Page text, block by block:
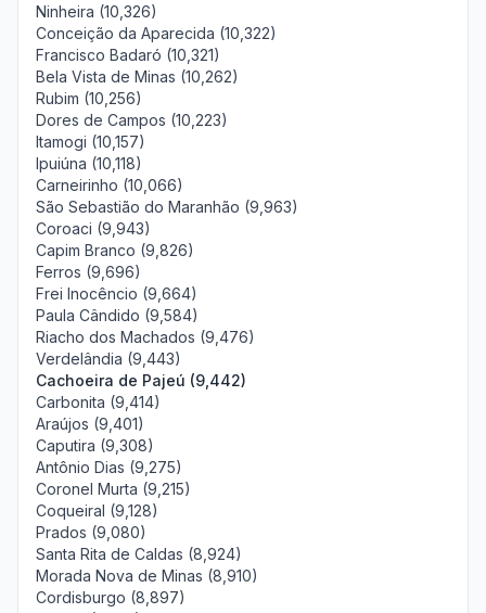
Ninheira (10,326)
Conceição da Aparecida (10,322)
Francisco Badaró (10,321)
Bela Vista de Minas (10,262)
Rubim (10,256)
Dores de Campos (10,223)
Itamogi (10,157)
Ipuiúna (10,118)
Carneirinho (10,066)
São Sebastião do Maranhão (9,963)
Coroaci (9,943)
Capim Branco (9,826)
Ferros (9,696)
Frei Inocêncio (9,664)
Paula Cândido (9,584)
Riacho dos Machados (9,476)
Verdelândia (9,443)
Cachoeira de Pajeú (9,442)
Carbonita (9,414)
Araújos (9,401)
Caputira (9,308)
Antônio Dias (9,275)
Coronel Murta (9,215)
Coqueiral (9,128)
Prados (9,080)
Santa Rita de Caldas (8,924)
Morada Nova de Minas (8,910)
Cordisburgo (8,897)